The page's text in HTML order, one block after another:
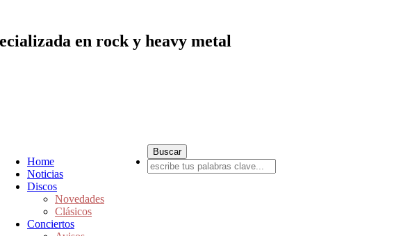
en rock y heavy metal
Home
Noticias
Discos
Novedades
Clásicos
Conciertos